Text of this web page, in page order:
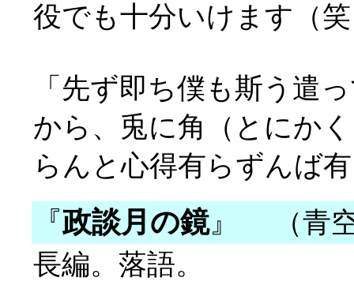
役でも十分いけます（
「先ず即ち僕も斯う遣
から、兎に角（とにか
らんと心得有らずんば
『政談月の鏡』
（青
長編。落語。